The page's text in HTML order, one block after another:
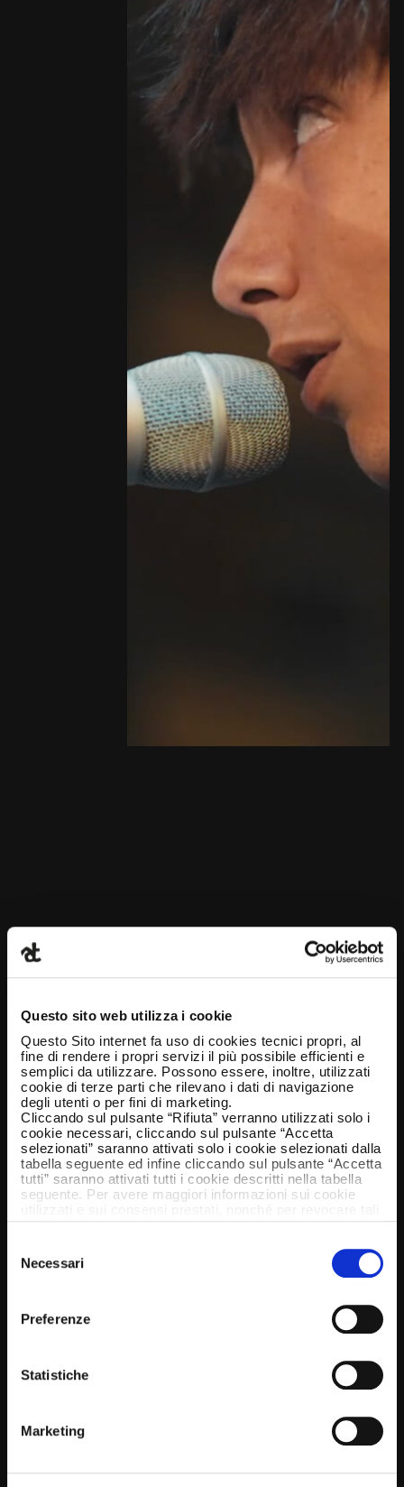
Questo sito web utilizza i cookie
Questo Sito internet fa uso di cookies tecnici propri, al
fine di rendere i propri servizi il più possibile efficienti e
semplici da utilizzare. Possono essere, inoltre, utilizzati
cookie di terze parti che rilevano i dati di navigazione
degli utenti o per fini di marketing.
Cliccando sul pulsante “Rifiuta” verranno utilizzati solo i
cookie necessari, cliccando sul pulsante “Accetta
selezionati” saranno attivati solo i cookie selezionati dalla
tabella seguente ed infine cliccando sul pulsante “Accetta
tutti” saranno attivati tutti i cookie descritti nella tabella
seguente. Per avere maggiori informazioni sui cookie
delNecessari
Preferenze
Statistiche
Marketing